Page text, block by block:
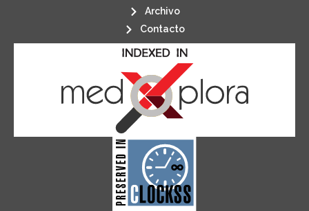
Archivo
Contacto
CLOCKSS is a dak archive that
ensures the long-term survival
of web-based scholary
publications, governed by and for
its stakeholders.